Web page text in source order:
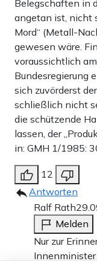
Belegschaften in
angetan ist, nicht
Mord“ (Metall-
gewesen wäre.
voraussichtlich
Bundesregierung
sich zuvörderst
schließlich nicht
die schützende
lassen, der
in: GMH 1/1985:
12
Antworten
Ralf Rath
Melden
Nur zur